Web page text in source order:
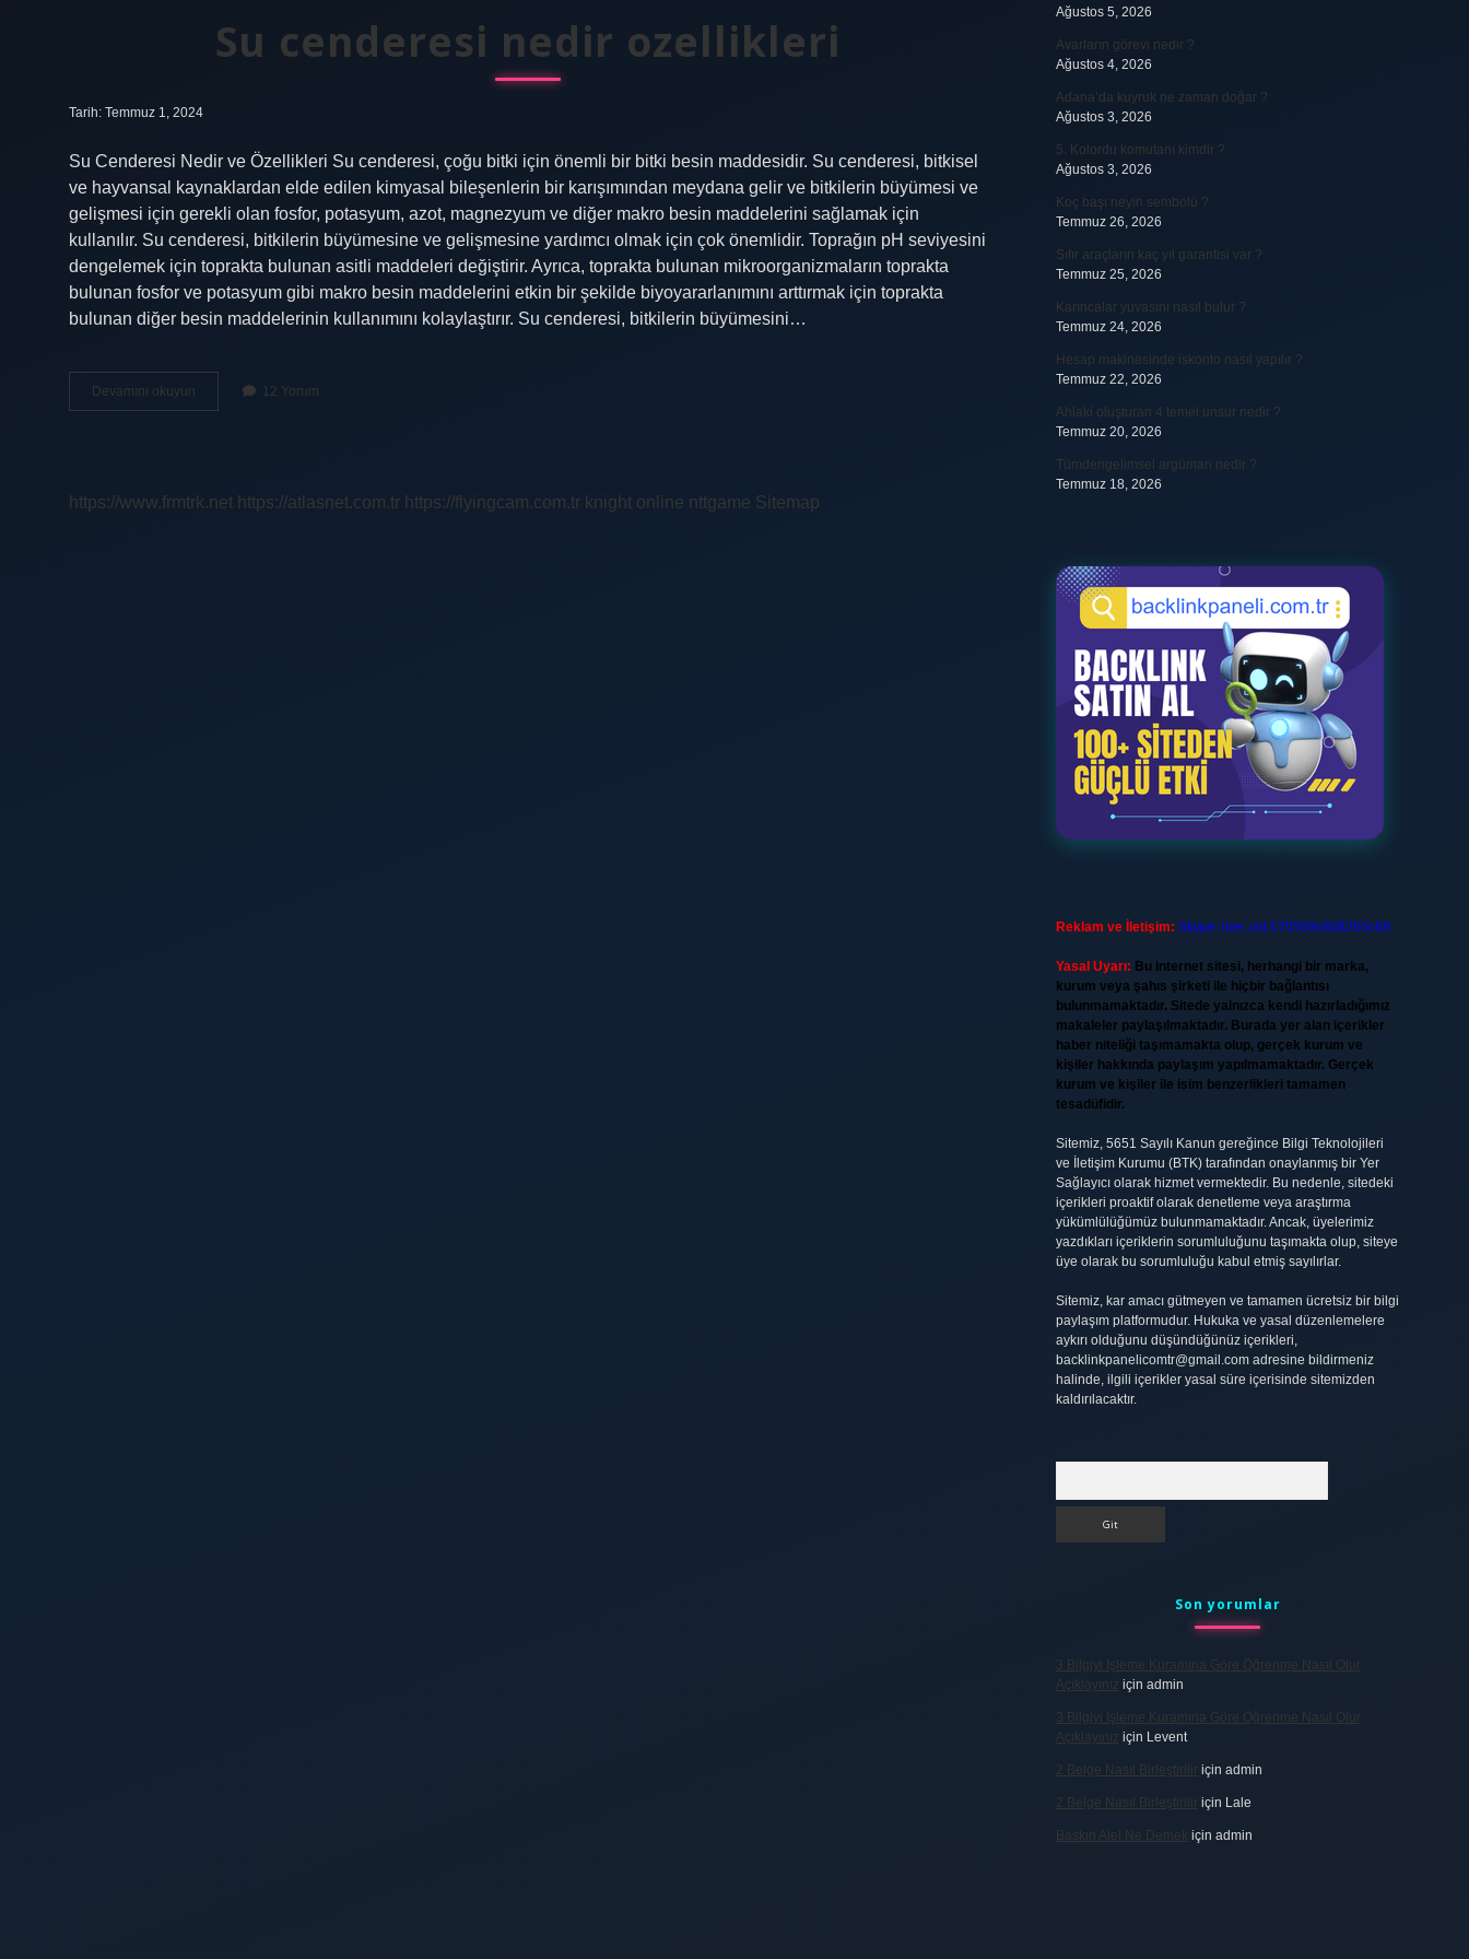
Su cenderesi nedir ozellikleri
Tarih: Temmuz 1, 2024
Su Cenderesi Nedir ve Özellikleri Su cenderesi, çoğu bitki için önemli bir bitki besin maddesidir. Su cenderesi, bitkisel
ve hayvansal kaynaklardan elde edilen kimyasal bileşenlerin bir karışımından meydana gelir ve bitkilerin büyümesi ve
gelişmesi için gerekli olan fosfor, potasyum, azot, magnezyum ve diğer makro besin maddelerini sağlamak için
kullanılır. Su cenderesi, bitkilerin büyümesine ve gelişmesine yardımcı olmak için çok önemlidir. Toprağın pH seviyesini
dengelemek için toprakta bulunan asitli maddeleri değiştirir. Ayrıca, toprakta bulunan mikroorganizmaların toprakta
bulunan fosfor ve potasyum gibi makro besin maddelerini etkin bir şekilde biyoyararlanımını arttırmak için toprakta
bulunan diğer besin maddelerinin kullanımını kolaylaştırır. Su cenderesi, bitkilerin büyümesini…
Devamını okuyun
cenderesi
12 Yorum
https://www.frmtrk.net https://atlasnet.com.tr https://flyingcam.com.tr knight online nttgame Sitemap
Ağustos 5, 2026
Avarların görevi nedir ?
Ağustos 4, 2026
Adana’da kuyruk ne zaman doğar ?
Ağustos 3, 2026
5. Kolordu komutanı kimdir ?
Ağustos 3, 2026
Koç başı neyin sembolü ?
Temmuz 26, 2026
Sıfır araçların kaç yıl garantisi var ?
Temmuz 25, 2026
Karıncalar yuvasını nasıl bulur ?
Temmuz 24, 2026
Hesap makinesinde iskonto nasıl yapılır ?
Temmuz 22, 2026
Ahlaki oluşturan 4 temel unsur nedir ?
Temmuz 20, 2026
Tümdengelimsel argüman nedir ?
Temmuz 18, 2026
Reklam ve İletişim: Skype: live:.cid.575569c608265c69
Yasal Uyarı: Bu internet sitesi, herhangi bir marka,
kurum veya şahıs şirketi ile hiçbir bağlantısı
bulunmamaktadır. Sitede yalnızca kendi hazırladığımız
makaleler paylaşılmaktadır. Burada yer alan içerikler
haber niteliği taşımamakta olup, gerçek kurum ve
kişiler hakkında paylaşım yapılmamaktadır. Gerçek
kurum ve kişiler ile isim benzerlikleri tamamen
tesadüfidir.
Sitemiz, 5651 Sayılı Kanun gereğince Bilgi Teknolojileri
ve İletişim Kurumu (BTK) tarafından onaylanmış bir Yer
Sağlayıcı olarak hizmet vermektedir. Bu nedenle, sitedeki
içerikleri proaktif olarak denetleme veya araştırma
yükümlülüğümüz bulunmamaktadır. Ancak, üyelerimiz
yazdıkları içeriklerin sorumluluğunu taşımakta olup, siteye
üye olarak bu sorumluluğu kabul etmiş sayılırlar.
Sitemiz, kar amacı gütmeyen ve tamamen ücretsiz bir bilgi
paylaşım platformudur. Hukuka ve yasal düzenlemelere
aykırı olduğunu düşündüğünüz içerikleri,
backlinkpanelicomtr@gmail.comadresine bildirmeniz
halinde, ilgili içerikler yasal süre içerisinde sitemizden
kaldırılacaktır.
Son yorumlar
3 Bilgiyi Işleme Kuramına Göre Öğrenme Nasıl Olur
Açıklayınız için admin
3 Bilgiyi Işleme Kuramına Göre Öğrenme Nasıl Olur
Açıklayınız için Levent
2 Belge Nasıl Birleştirilir için admin
2 Belge Nasıl Birleştirilir için Lale
Baskın Alel Ne Demek için admin